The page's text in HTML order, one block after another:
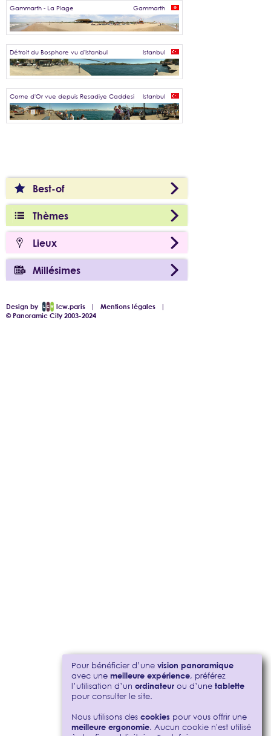
Best-of
Thèmes
Lieux
Millésimes
Gammarth - La Plage Gammarth
Détroit du Bosphore vu d'Istanbul Istanbul
Corne d'Or vue depuis Resadiye Caddesi Istanbul
Design by lcw.paris |Mentions légales |
© Panoramic City 2003-2024
Pour bénéficier d’une vision panoramique
avec une meilleure expérience, préférez
l’utilisation d’un ordinateurou d’une tablette
pour consulter le site.
Nous utilisons des cookiespour vous offrir une
meilleure ergonomie. Aucun cookie n'est utilisé